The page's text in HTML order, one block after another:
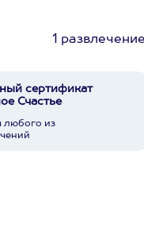
1
сертификат
Счастье
любого из